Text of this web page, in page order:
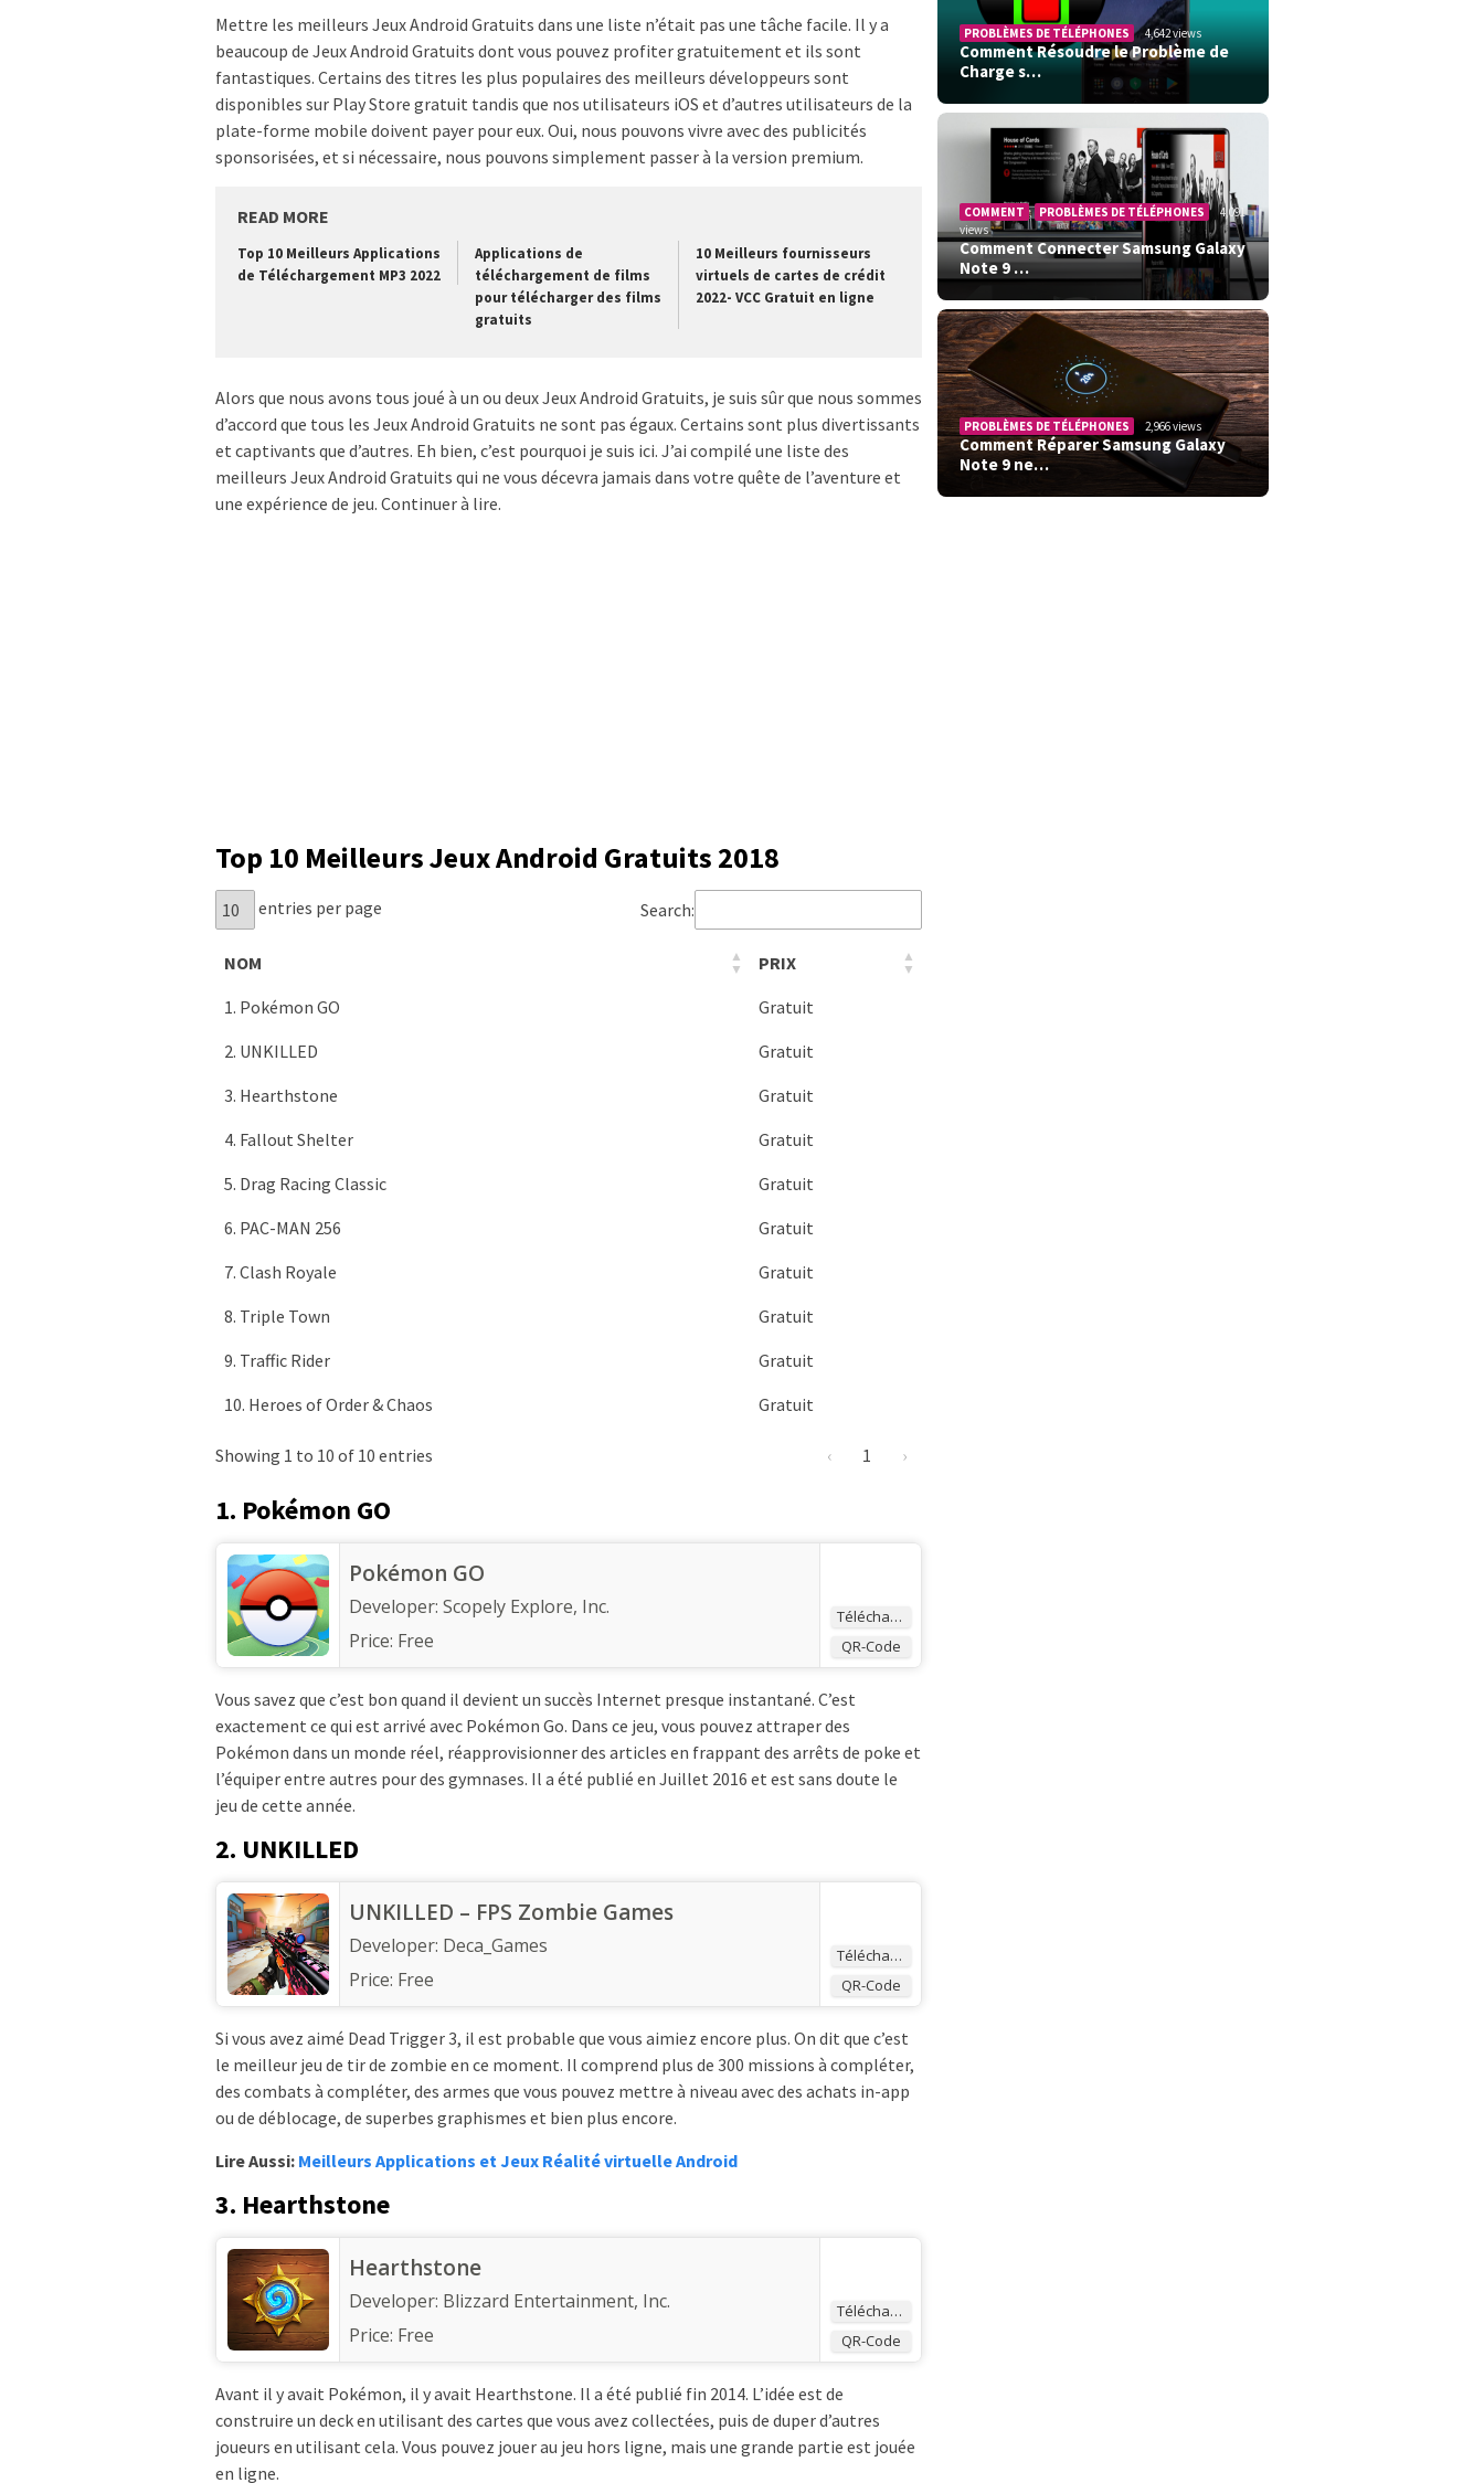
Mettre les meilleurs Jeux Android Gratuits dans une liste n’était pas une tâche facile. Il y a
beaucoup de Jeux Android Gratuits dont vous pouvez profiter gratuitement et ils sont
fantastiques. Certains des titres les plus populaires des meilleurs développeurs sont
disponibles sur Play Store gratuit tandis que nos utilisateurs iOS et d’autres utilisateurs de la
plate-forme mobile doivent payer pour eux. Oui, nous pouvons vivre avec des publicités
sponsorisées, et si nécessaire, nous pouvons simplement passer à la version premium.
READ MORE
Top 10 Meilleurs Applications
de Téléchargement MP3 2022
Applications de
téléchargement de films
pour télécharger des films
gratuits
10 Meilleurs fournisseurs
virtuels de cartes de crédit
2022- VCC Gratuit en ligne
Alors que nous avons tous joué à un ou deux Jeux Android Gratuits, je suis sûr que nous sommes
d’accord que tous les Jeux Android Gratuits ne sont pas égaux. Certains sont plus divertissants
et captivants que d’autres. Eh bien, c’est pourquoi je suis ici. J’ai compilé une liste des
meilleurs Jeux Android Gratuits qui ne vous décevra jamais dans votre quête de l’aventure et
une expérience de jeu. Continuer à lire.
Top 10 Meilleurs Jeux Android Gratuits 2018
entries per page Search:
NOM
PRIX
1. Pokémon GO
Gratuit
2. UNKILLED
Gratuit
3. Hearthstone
Gratuit
4. Fallout Shelter
Gratuit
5. Drag Racing Classic
Gratuit
6. PAC-MAN 256
Gratuit
7. Clash Royale
Gratuit
8. Triple Town
Gratuit
9. Traffic Rider
Gratuit
10. Heroes of Order & Chaos
Gratuit
Showing 1 to 10 of 10 entries ‹ 1 ›
1. Pokémon GO
Télécharger
QR-Code
Pokémon GO
Developer: Scopely Explore, Inc.
Price: Free
Vous savez que c’est bon quand il devient un succès Internet presque instantané. C’est
exactement ce qui est arrivé avec Pokémon Go. Dans ce jeu, vous pouvez attraper des
Pokémon dans un monde réel, réapprovisionner des articles en frappant des arrêts de poke et
l’équiper entre autres pour des gymnases. Il a été publié en Juillet 2016 et est sans doute le
jeu de cette année.
2. UNKILLED
Télécharger
QR-Code
UNKILLED – FPS Zombie Games
Developer: Deca_Games
Price: Free
Si vous avez aimé Dead Trigger 3, il est probable que vous aimiez encore plus. On dit que c’est
le meilleur jeu de tir de zombie en ce moment. Il comprend plus de 300 missions à compléter,
des combats à compléter, des armes que vous pouvez mettre à niveau avec des achats in-app
ou de déblocage, de superbes graphismes et bien plus encore.
Lire Aussi: Meilleurs Applications et Jeux Réalité virtuelle Android
3. Hearthstone
Télécharger
QR-Code
Hearthstone
Developer: Blizzard Entertainment, Inc.
Price: Free
Avant il y avait Pokémon, il y avait Hearthstone. Il a été publié fin 2014. L’idée est de
construire un deck en utilisant des cartes que vous avez collectées, puis de duper d’autres
joueurs en utilisant cela. Vous pouvez jouer au jeu hors ligne, mais une grande partie est jouée
en ligne.
PROBLÈMES DE TÉLÉPHONES 4,642 views
Comment Résoudre le Problème de
Charge s…
COMMENT , PROBLÈMES DE TÉLÉPHONES
4,091
views
Comment Connecter Samsung Galaxy
Note 9 …
PROBLÈMES DE TÉLÉPHONES 2,966 views
Comment Réparer Samsung Galaxy
Note 9 ne…